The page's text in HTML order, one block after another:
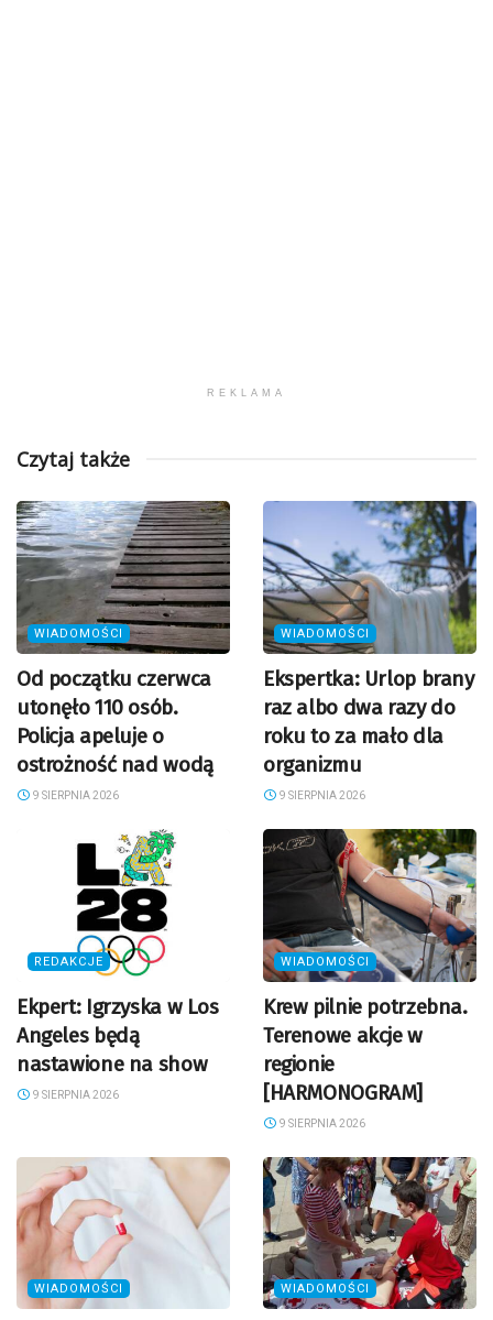
REKLAMA
Czytaj także
WIADOMOŚCI
Od początku czerwca
utonęło 110 osób.
Policja apeluje o
ostrożność nad wodą
9 SIERPNIA 2026
WIADOMOŚCI
Ekspertka: Urlop brany
raz albo dwa razy do
roku to za mało dla
organizmu
9 SIERPNIA 2026
REDAKCJE
Ekpert: Igrzyska w Los
Angeles będą
nastawione na show
9 SIERPNIA 2026
WIADOMOŚCI
Krew pilnie potrzebna.
Terenowe akcje w
regionie
[HARMONOGRAM]
9 SIERPNIA 2026
WIADOMOŚCI WIADOMOŚCI